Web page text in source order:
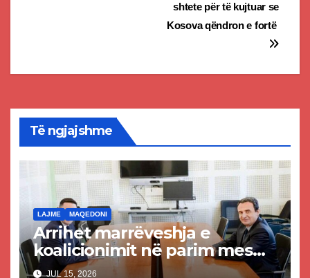
shtete për të kujtuar se
Kosova qëndron e fortë
Të ngjajshme
LAJME MAQEDONI
Arrihet marrëveshja e
koalicionimit në parim mes
Kurtit dhe Abdixhikut
JUL 15, 2026